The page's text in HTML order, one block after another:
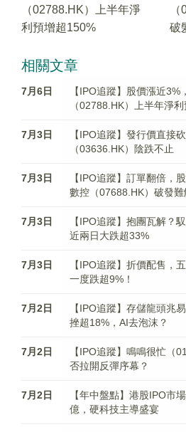
（02788.HK）上半年淨
利預增超150%
破
相關文章
7月6日
【IPO追蹤】股價漲近3%
（02788.HK）上半年淨
7月3日
【IPO追蹤】發行價直接
（03636.HK）陰跌不止
7月3日
【IPO追蹤】訂單翻倍，
數控（07688.HK）破發難
7月3日
【IPO追蹤】抱團瓦解？
近兩日大跌超33%
7月3日
【IPO追蹤】折價配售，
一度跌超9%！
7月2日
【IPO追蹤】存儲龍頭兆
挫超18%，AI去泡沫？
7月2日
【IPO追蹤】鳴鳴很忙（
否拉開反彈序幕？
7月2日
【年中盤點】港股IPO市
億，硬科技主導盛宴